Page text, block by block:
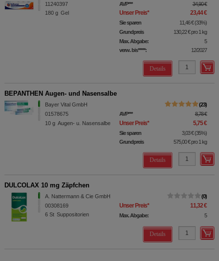
11240397
180 g Gel
AVP*** 34,90 €
Unser Preis* 23,44 €
Sie sparen 11,46 € (33%)
Grundpreis
130,22 €pro 1 kg
Max. Abgabe:
5
verw. bis*****:
12/2027
Details
BEPANTHEN Augen- und Nasensalbe
Bayer Vital GmbH
01578675
10 g Augen- u. Nasensalbe
23
AVP*** 8,78 €
Unser Preis* 5,75 €
Sie sparen 3,03 € (35%)
Grundpreis
575,00 €pro 1 kg
Details
DULCOLAX 10 mg Zäpfchen
A. Nattermann & Cie GmbH
00308169
6 St Suppositorien
0
Unser Preis* 11,32 €
Max. Abgabe: 5
Details